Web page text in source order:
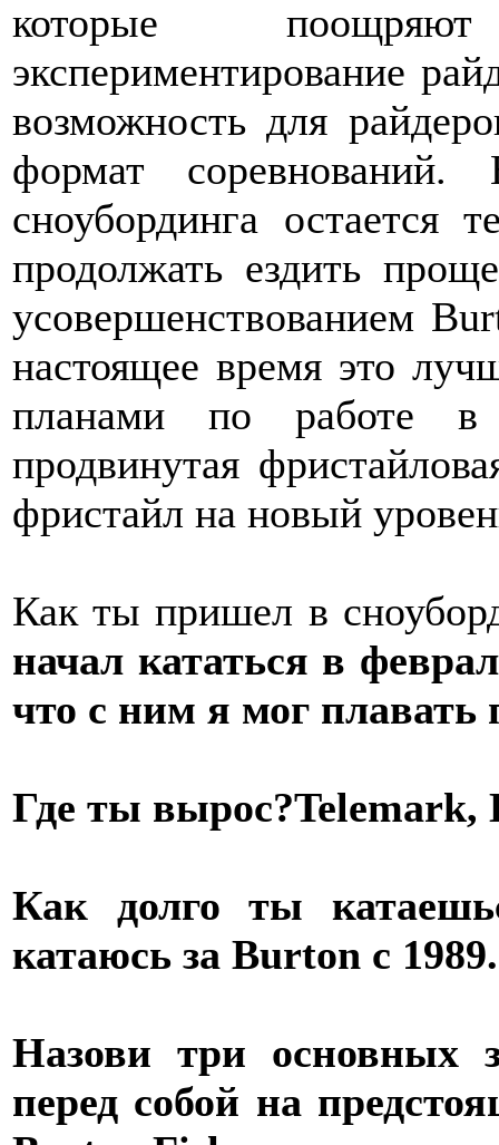
которые
экспериментирование
возможность для
формат
сноубординга
продолжать ездить
усовершенствованием
настоящее время это
планами по работе в
продвинутая
фристайл на новый
Как ты пришел в
начал кататься в
что с ним я мог плавать
Где ты вырос?Telemark,
Как долго ты
катаюсь за Burton с 1989.
Назови три основных
перед собой на